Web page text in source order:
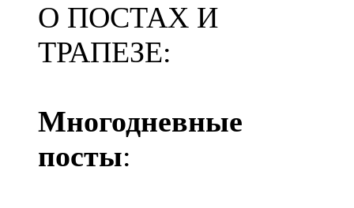
О ПОСТАХ И
ТРАПЕЗЕ:
Многодневные
посты: